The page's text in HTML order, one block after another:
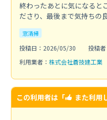
終わったあとに気になると
ださり、最後まで気持ちの
窓清掃
投稿日：2026/05/30
投稿
利用業者： 株式会社蒼技建工業
この利用者は「 また利用